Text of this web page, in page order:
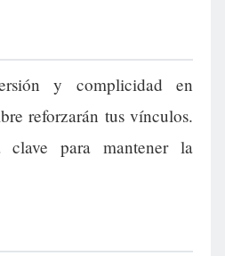
y complicidad en
reforzarán tus vínculos.
clave para mantener la